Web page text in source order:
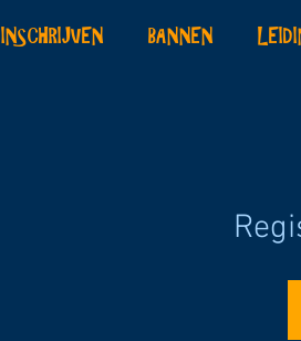
INSCHRIJVEN BANNEN